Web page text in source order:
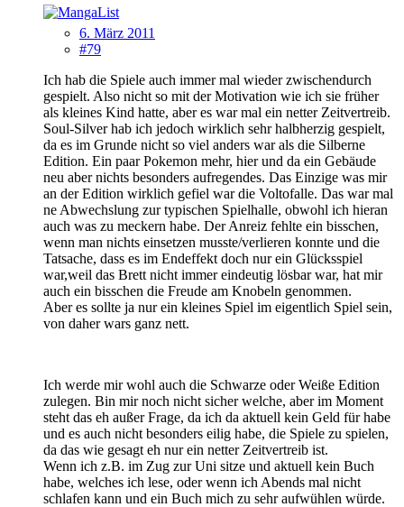
6. März 2011
#79
Ich hab die Spiele auch immer mal wieder zwischendurch
gespielt. Also nicht so mit der Motivation wie ich sie früher
als kleines Kind hatte, aber es war mal ein netter Zeitvertreib.
Soul-Silver hab ich jedoch wirklich sehr halbherzig gespielt,
da es im Grunde nicht so viel anders war als die Silberne
Edition. Ein paar Pokemon mehr, hier und da ein Gebäude
neu aber nichts besonders aufregendes. Das Einzige was mir
an der Edition wirklich gefiel war die Voltofalle. Das war mal
ne Abwechslung zur typischen Spielhalle, obwohl ich hieran
auch was zu meckern habe. Der Anreiz fehlte ein bisschen,
wenn man nichts einsetzen musste/verlieren konnte und die
Tatsache, dass es im Endeffekt doch nur ein Glücksspiel
war,weil das Brett nicht immer eindeutig lösbar war, hat mir
auch ein bisschen die Freude am Knobeln genommen.
Aber es sollte ja nur ein kleines Spiel im eigentlich Spiel sein,
von daher wars ganz nett.
Ich werde mir wohl auch die Schwarze oder Weiße Edition
zulegen. Bin mir noch nicht sicher welche, aber im Moment
steht das eh außer Frage, da ich da aktuell kein Geld für habe
und es auch nicht besonders eilig habe, die Spiele zu spielen,
da das wie gesagt eh nur ein netter Zeitvertreib ist.
Wenn ich z.B. im Zug zur Uni sitze und aktuell kein Buch
habe, welches ich lese, oder wenn ich Abends mal nicht
schlafen kann und ein Buch mich zu sehr aufwühlen würde.